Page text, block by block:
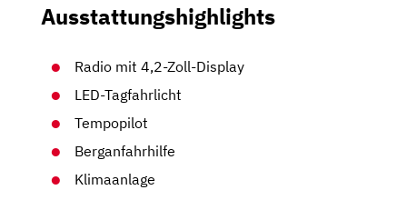
Ausstattungshighlights
Radio mit 4,2-Zoll-Display
LED-Tagfahrlicht
Tempopilot
Berganfahrhilfe
Klimaanlage